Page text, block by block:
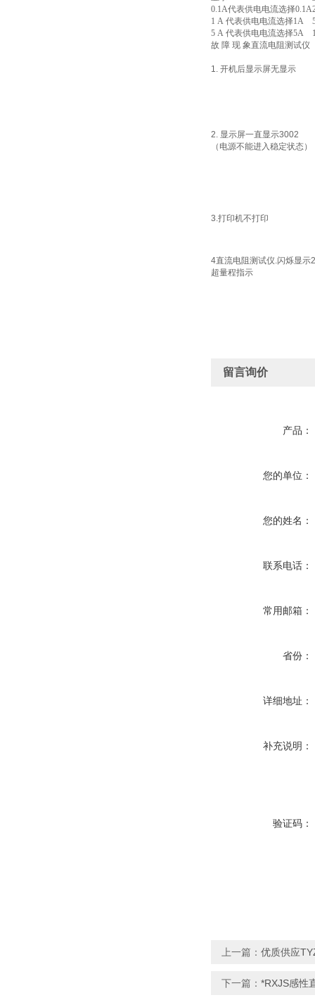
0.1A代表供电电流选择0.1A
1 A 代表供电电流选择1A
5 A 代表供电电流选择5A
故 障 现 象直流电阻测试仪
1. 开机后显示屏无显示
2. 显示屏一直显示3002
（电源不能进入稳定状态）
3.打印机不打印
4直流电阻测试仪.闪烁显示
超量程指示
留言询价
产品：
您的单位：
您的姓名：
联系电话：
常用邮箱：
省份：
详细地址：
补充说明：
验证码：
上一篇： 优质供应
下一篇： *RXJS感性